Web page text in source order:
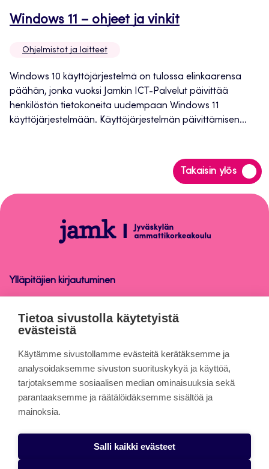
Windows 11 – ohjeet ja vinkitAvautuu
Ohjelmistot ja laitteet
Windows 10 käyttöjärjestelmä on tulossa elinkaarensa
päähän, jonka vuoksi Jamkin ICT-Palvelut päivittää
henkilöstön tietokoneita uudempaan Windows 11
käyttöjärjestelmään. Käyttöjärjestelmän päivittämisen...
Takaisin ylös
Siirry
takaisin
Ohjelmistot
ja
Ylläpitäjien kirjautuminen
Ohjelmistot ja laitteet
Tietoa sivuista
Evästeet
Saavutettavuusseloste
Tietosuojaseloste
Alasottoilmoitus
Tietoa sivustolla käytetyistä
evästeistä
Käytämme sivustollamme evästeitä kerätäksemme ja
analysoidaksemme sivuston suorituskykyä ja käyttöä,
tarjotaksemme sosiaalisen median ominaisuuksia sekä
parantaaksemme ja räätälöidäksemme sisältöä ja
mainoksia.
Salli kaikki evästeet